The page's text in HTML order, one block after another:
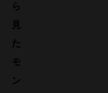
ら
見
た
モ
ン